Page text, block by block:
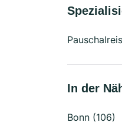
In der
Bonn (106)